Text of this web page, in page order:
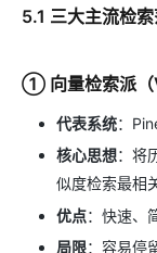
5.1 三大主流检
① 向量检索派（
代表系统：
核心思想：将
似度检索最相
优点：快速、
局限：容易停